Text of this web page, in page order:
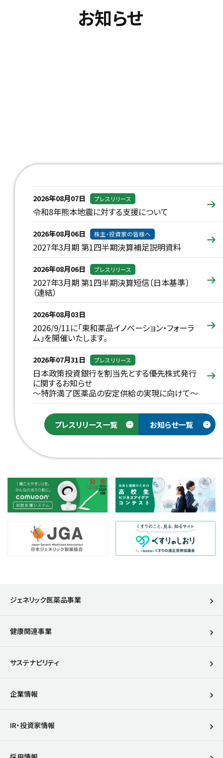
お知らせ
2026年08月07日 プレスリリース
令和8年熊本地震に対する支援について
2026年08月06日 株主・投資家の皆様へ
2027年3月期 第1四半期決算補足説明資料
2026年08月06日 プレスリリース
2027年3月期 第1四半期決算短信〔日本基準〕
（連結）
2026年08月03日
2026/9/11に「東和薬品イノベーション・フォーラ
ム」を開催いたします。
2026年07月31日 プレスリリース
日本政策投資銀行を割当先とする優先株式発行
に関するお知らせ
～特許満了医薬品の安定供給の実現に向けて～
プレスリリース一覧 お知らせ一覧
ジェネリック医薬品事業
健康関連事業
サステナビリティ
企業情報
IR・投資家情報